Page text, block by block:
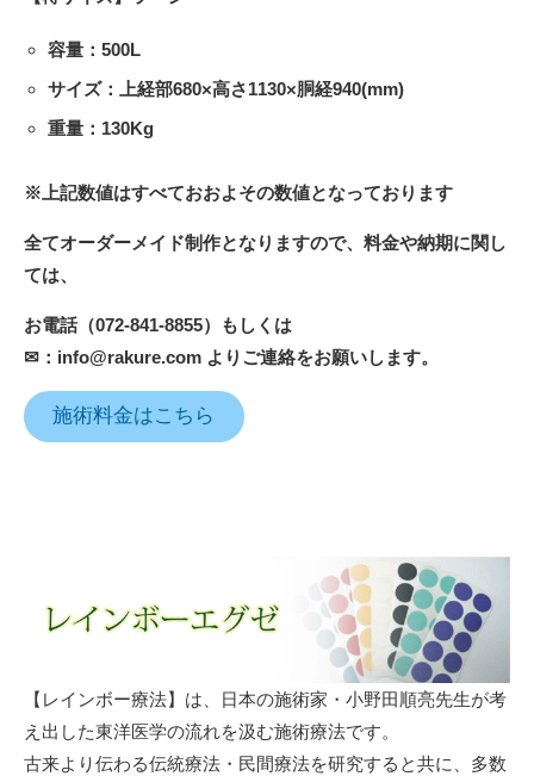
容量：500L
サイズ：上経部680×高さ1130×胴経940(mm)
重量：130Kg
※上記数値はすべておおよその数値となっております
全てオーダーメイド制作となりますので、料金や納期に関し
ては、
お電話（072-841-8855）もしくは
✉：info@rakure.com よりご連絡をお願いします。
施術料金はこちら
【レインボー療法】は、日本の施術家・小野田順亮先生が考
え出した東洋医学の流れを汲む施術療法です。
古来より伝わる伝統療法・民間療法を研究すると共に、多数